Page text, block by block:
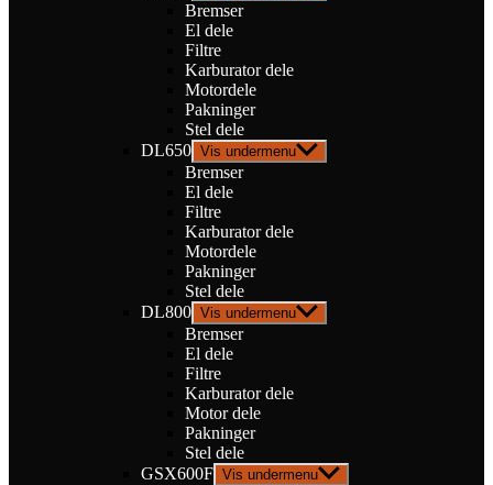
Bremser
El dele
Filtre
Karburator dele
Motordele
Pakninger
Stel dele
DL650 Vis undermenu
Bremser
El dele
Filtre
Karburator dele
Motordele
Pakninger
Stel dele
DL800 Vis undermenu
Bremser
El dele
Filtre
Karburator dele
Motor dele
Pakninger
Stel dele
GSX600F Vis undermenu